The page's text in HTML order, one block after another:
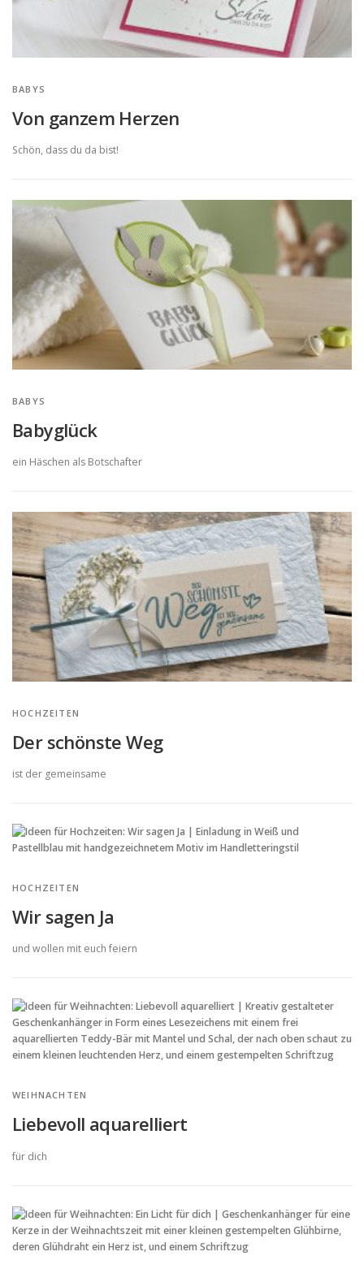
BABYS
Von ganzem Herzen
Schön, dass du da bist!
BABYS
Babyglück
ein Häschen als Botschafter
HOCHZEITEN
Der schönste Weg
ist der gemeinsame
HOCHZEITEN
Wir sagen Ja
und wollen mit euch feiern
WEIHNACHTEN
Liebevoll aquarelliert
für dich